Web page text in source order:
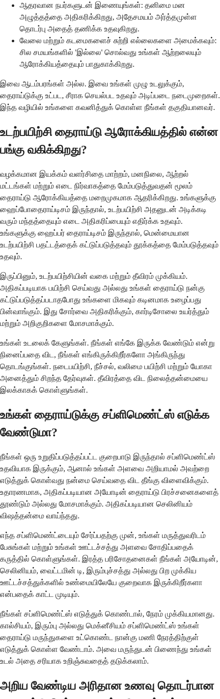
ஆதரவான நபர்களுடன் இணையுங்கள்: தனிமை மன
அழுத்தத்தை அதிகரிக்கிறது, அதேசமயம் அர்த்தமுள்ள
தொடர்பு அதைத் தணிக்க உதவுகிறது.
வேலை மற்றும் கடமைகளைச் சுற்றி எல்லைகளை அமைக்கவும்:
சில சமயங்களில் 'இல்லை' சொல்வது உங்கள் ஆற்றலையும்
ஆரோக்கியத்தையும் பாதுகாக்கிறது.
இவை ஆடம்பரங்கள் அல்ல. இவை உங்கள் முழு உடலுக்கும்,
தைராய்டுக்கு உட்பட, சீராக செயல்பட உதவும் அடிப்படை நடைமுறைகள்.
இந்த வழியில் உங்களை கவனித்துக் கொள்ள நீங்கள் தகுதியானவர்.
உடற்பயிற்சி தைராய்டு ஆரோக்கியத்தில் என்ன
பங்கு வகிக்கிறது?
வழக்கமான இயக்கம் வளர்சிதை மாற்றம், மனநிலை, ஆற்றல்
மட்டங்கள் மற்றும் எடை நிர்வாகத்தை மேம்படுத்துவதன் மூலம்
தைராய்டு ஆரோக்கியத்தை மறைமுகமாக ஆதரிக்கிறது. உங்களுக்கு
ஹைப்போதைராய்டிசம் இருந்தால், உடற்பயிற்சி அதனுடன் அடிக்கடி
வரும் மந்தத்தையும் எடை அதிகரிப்பையும் எதிர்க்க உதவும்.
உங்களுக்கு ஹைப்பர் தைராய்டிசம் இருந்தால், மென்மையான
உடற்பயிற்சி பதட்டத்தைக் கட்டுப்படுத்தவும் தூக்கத்தை மேம்படுத்தவும்
உதவும்.
இருப்பினும், உடற்பயிற்சியின் வகை மற்றும் தீவிரம் முக்கியம்.
அதிகப்படியாக பயிற்சி செய்வது அல்லது உங்கள் தைராய்டு நன்கு
கட்டுப்படுத்தப்படாதபோது உங்களை மிகவும் கடினமாக உழைப்பது
பின்வாங்கும். இது சோர்வை அதிகரிக்கும், கார்டிசோலை உயர்த்தும்
மற்றும் அறிகுறிகளை மோசமாக்கும்.
உங்கள் உடலைக் கேளுங்கள். நீங்கள் எங்கே இருக்க வேண்டும் என்று
நினைப்பதை விட, நீங்கள் எங்கிருக்கிறீர்களோ அங்கிருந்து
தொடங்குங்கள். நடைபயிற்சி, நீச்சல், வலிமை பயிற்சி மற்றும் யோகா
அனைத்தும் சிறந்த தேர்வுகள். தீவிரத்தை விட நிலைத்தன்மையை
இலக்காகக் கொள்ளுங்கள்.
உங்கள் தைராய்டுக்கு சப்ளிமெண்ட்ஸ் எடுக்க
வேண்டுமா?
நீங்கள் ஒரு உறுதிப்படுத்தப்பட்ட குறைபாடு இருந்தால் சப்ளிமெண்ட்ஸ்
உதவியாக இருக்கும், ஆனால் உங்கள் அளவை அறியாமல் அவற்றை
எடுத்துக் கொள்வது நன்மை செய்வதை விட தீங்கு விளைவிக்கும்.
உதாரணமாக, அதிகப்படியான அயோடின் தைராய்டு பிரச்சனைகளைத்
தூண்டும் அல்லது மோசமாக்கும். அதிகப்படியான செலினியம்
விஷத்தன்மை வாய்ந்தது.
எந்த சப்ளிமெண்ட்டையும் சேர்ப்பதற்கு முன், உங்கள் மருத்துவரிடம்
பேசுங்கள் மற்றும் உங்கள் ஊட்டச்சத்து அளவை சோதிப்பதைக்
கருத்தில் கொள்ளுங்கள். இரத்த பரிசோதனைகள் நீங்கள் அயோடின்,
செலினியம், வைட்டமின் டி, இரும்புச்சத்து அல்லது பிற முக்கிய
ஊட்டச்சத்துக்களில் உண்மையிலேயே குறைவாக இருக்கிறீர்களா
என்பதைக் காட்ட முடியும்.
நீங்கள் சப்ளிமெண்ட்ஸ் எடுத்துக் கொண்டால், நேரம் முக்கியமானது.
கால்சியம், இரும்பு அல்லது மெக்னீசியம் சப்ளிமெண்ட்ஸ் உங்கள்
தைராய்டு மருந்துகளை உட்கொண்ட நான்கு மணி நேரத்திற்குள்
எடுத்துக் கொள்ள வேண்டாம். அவை மருந்துடன் பிணைந்து உங்கள்
உடல் அதை சரியாக உறிஞ்சுவதைத் தடுக்கலாம்.
அறிய வேண்டிய அரிதான உணவு தொடர்பான